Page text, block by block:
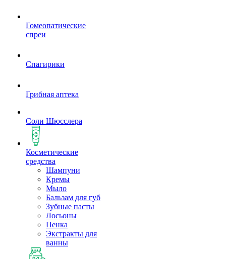
Гомеопатические
спреи
Спагирики
Грибная аптека
Соли Шюсслера
Косметические
средства
Шампуни
Кремы
Мыло
Бальзам для губ
Зубные пасты
Лосьоны
Пенка
Экстракты для
ванны